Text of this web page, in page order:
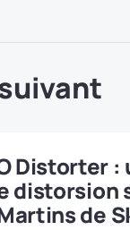
Distorter :
distorsion
de